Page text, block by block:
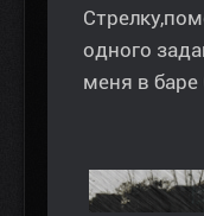
одного
меня в баре